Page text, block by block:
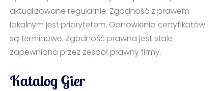
aktualizowane regularnie. Zgodność z prawem
lokalnym jest priorytetem. Odnowienia certyfikatów
są terminowe. Zgodność prawna jest stale
zapewniana przez zespół prawny firmy.
Katalog Gier